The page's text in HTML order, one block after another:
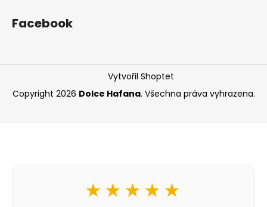
Facebook
Vytvořil Shoptet
Copyright 2026 Dolce Hafana. Všechna práva vyhrazena.
★★★★★